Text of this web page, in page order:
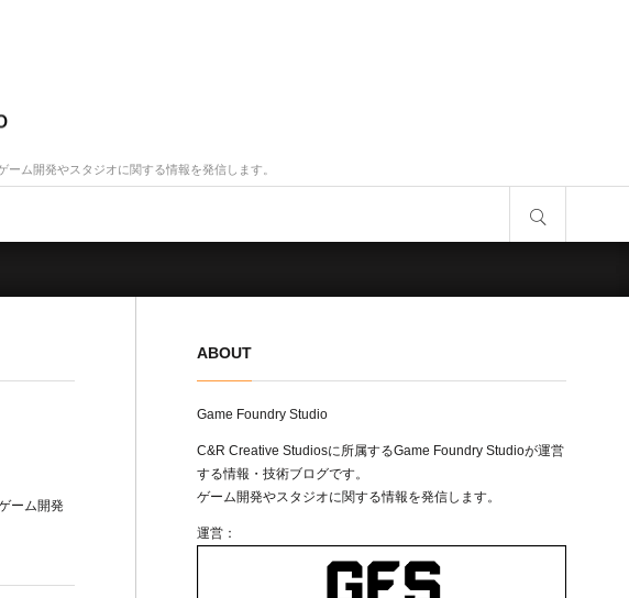
ム開発やスタジオに関する情報を発信します。
ーム開発
ABOUT
Game Foundry Studio
C&R Creative Studiosに所属するGame Foundry Studioが運営
する情報・技術ブログです。
ゲーム開発やスタジオに関する情報を発信します。
運営：